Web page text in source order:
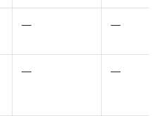
— —
— —